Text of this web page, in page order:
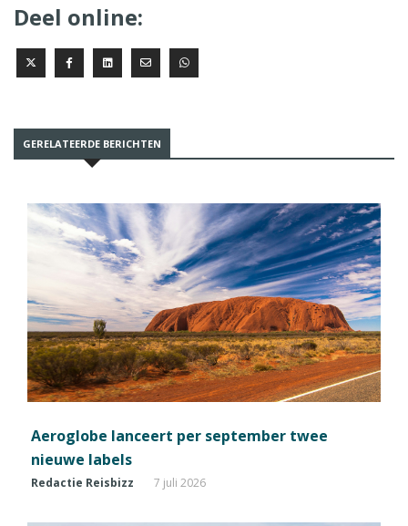
Deel online:
GERELATEERDE BERICHTEN
Aeroglobe lanceert per september twee
nieuwe labels
Redactie Reisbizz 7 juli 2026